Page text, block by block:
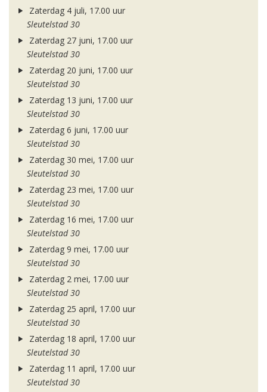
Zaterdag 4 juli, 17.00 uur
Sleutelstad 30
Zaterdag 27 juni, 17.00 uur
Sleutelstad 30
Zaterdag 20 juni, 17.00 uur
Sleutelstad 30
Zaterdag 13 juni, 17.00 uur
Sleutelstad 30
Zaterdag 6 juni, 17.00 uur
Sleutelstad 30
Zaterdag 30 mei, 17.00 uur
Sleutelstad 30
Zaterdag 23 mei, 17.00 uur
Sleutelstad 30
Zaterdag 16 mei, 17.00 uur
Sleutelstad 30
Zaterdag 9 mei, 17.00 uur
Sleutelstad 30
Zaterdag 2 mei, 17.00 uur
Sleutelstad 30
Zaterdag 25 april, 17.00 uur
Sleutelstad 30
Zaterdag 18 april, 17.00 uur
Sleutelstad 30
Zaterdag 11 april, 17.00 uur
Sleutelstad 30